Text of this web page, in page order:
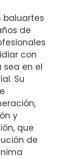
baluartes
de
con
en el
Su
y
que
de